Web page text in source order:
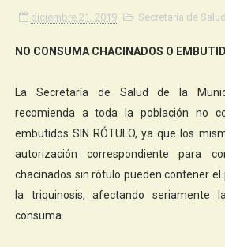
diciembre 21, 2019 Secretaría de Salud
NO CONSUMA CHACINADOS O
La Secretaría de Salud de la
recomienda a toda la población no
embutidos SIN RÓTULO, ya que los
autorización correspondiente para
chacinados sin rótulo pueden contener
la triquinosis, afectando seriamente
consuma.